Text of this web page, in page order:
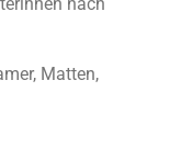
Matten,